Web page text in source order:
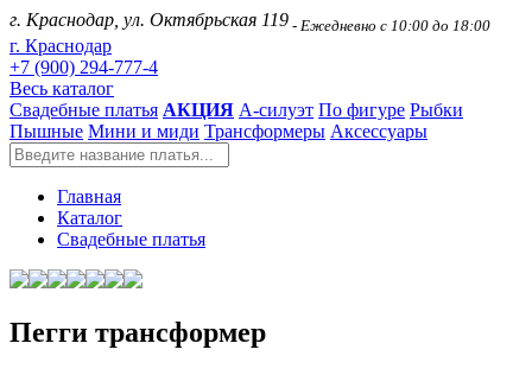
г. Краснодар, ул. Октябрьская 119 - Ежедневно с 10:00 до 18:00
г. Краснодар
+7 (900) 294-777-4
Весь каталог
Свадебные платья АКЦИЯ А-силуэт По фигуре Рыбки
Пышные Мини и миди Трансформеры Аксессуары
Главная
Каталог
Свадебные платья
Пегги трансформер